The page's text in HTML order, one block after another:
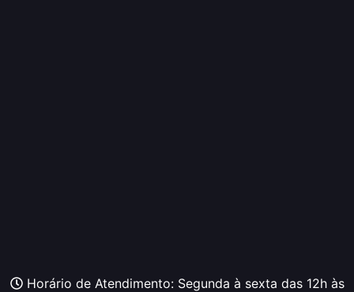
Horário de Atendimento: Segunda à sexta das 12h às